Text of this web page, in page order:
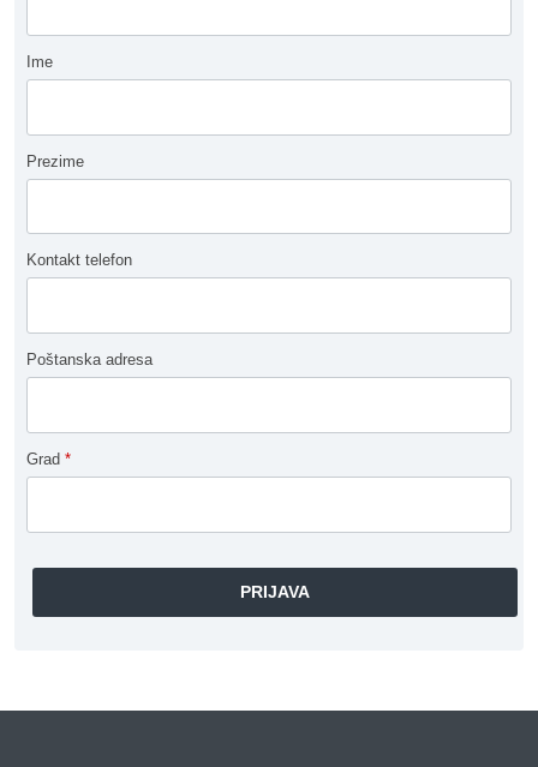
Ime
Prezime
Kontakt telefon
Poštanska adresa
Grad *